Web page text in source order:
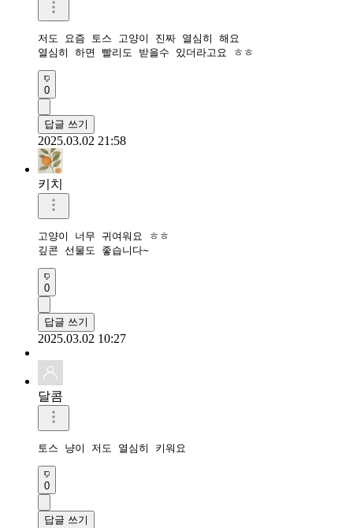
저도 요즘 토스 고양이 진짜 열심히 해요
열심히 하면 빨리도 받을수 있더라고요 ㅎㅎ
0
답글 쓰기
2025.03.02 21:58
키치
고양이 너무 귀여워요 ㅎㅎ
깊콘 선물도 좋습니다~
0
답글 쓰기
2025.03.02 10:27
달콤
토스 냥이 저도 열심히 키워요
0
답글 쓰기